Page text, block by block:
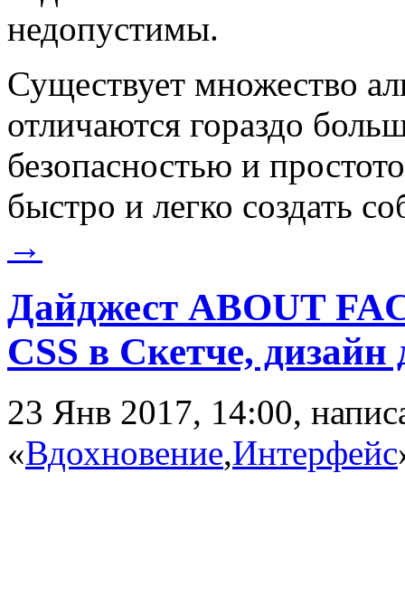
недопустимы.
Существует множество
отличаются гораздо
безопасностью и
быстро и легко создать
→
Дайджест ABOUT
CSS в Скетче,
23 Янв 2017, 14:00,
«Вдохновение,Интерфейс